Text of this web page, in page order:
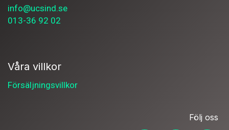
info@ucsind.se
013-36 92 02
Våra villkor
Försäljningsvillkor
Följ oss